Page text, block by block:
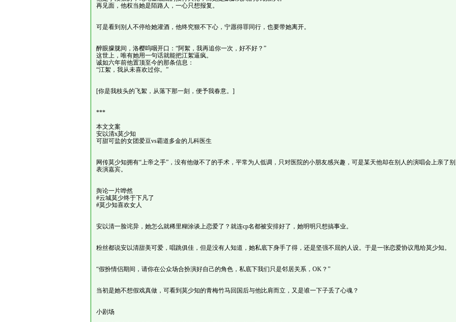
再见面，他权当她是陌路人，一心只想报复。
可是看到别人不停给她灌酒，他终究狠不下心，宁愿得罪同行，也要带她离开。
醉眼朦胧间，洛樱呜咽开口：“阿絮，我再追你一次，好不好？”
这世上，唯有她用一句话就能把江絮逼疯。
诚如六年前他置顶至今的那条信息：
“江絮，我从未喜欢过你。”
[你是我枝头的飞絮，从落下那一刻，便予我春意。]
***
本文文案
安以清x莫少知
可甜可盐的女团爱豆vs霸道多金的儿科医生
网传莫少知拥有“上帝之手”，没有他做不了的手术，平常为人低调，只对医院的小朋友感兴趣，可是某天他却在别人的演唱会上亲了
表演嘉宾。
舆论一片哗然
#云城莫少终于下凡了
#莫少知喜欢女人
安以清一脸诧异，她怎么就稀里糊涂谈上恋爱了？就连cp名都被安排好了，她明明只想搞事业。
粉丝都说安以清甜美可爱，唱跳俱佳，但是没有人知道，她私底下身手了得，还是坚强不屈的人设。于是一张恋爱协议甩给莫少知。
“假扮情侣期间，请你在公众场合扮演好自己的角色，私底下我们只是邻居关系，OK？”
当初是她不想假戏真做，可看到莫少知的青梅竹马回国后与他比肩而立，又是谁一下子丢了心魂？
小剧场